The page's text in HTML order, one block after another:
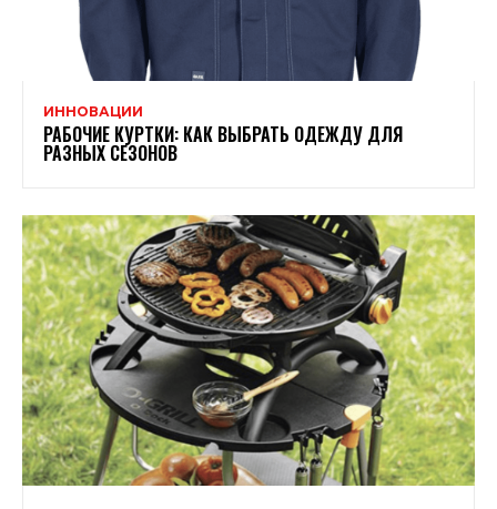
ИННОВАЦИИ
РАБОЧИЕ КУРТКИ: КАК ВЫБРАТЬ ОДЕЖДУ ДЛЯ
РАЗНЫХ СЕЗОНОВ